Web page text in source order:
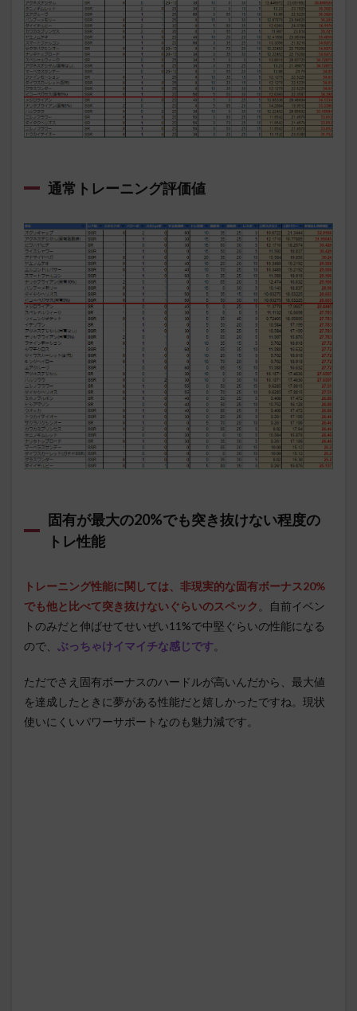
通常トレーニング評価値
固有が最大の20%でも突き抜けない程度の
トレ性能
トレーニング性能に関しては、非現実的な固有ボーナス20%
でも他と比べて突き抜けないぐらいのスペック 。自前イベン
トのみだと伸ばせてせいぜい11%で中堅ぐらいの性能になる
ので、 ぶっちゃけイマイチな感じです。
ただでさえ固有ボーナスのハードルが高いんだから、最大値
を達成したときに夢がある性能だと嬉しかったですね。現状
使いにくいパワーサポートなのも魅力減です。